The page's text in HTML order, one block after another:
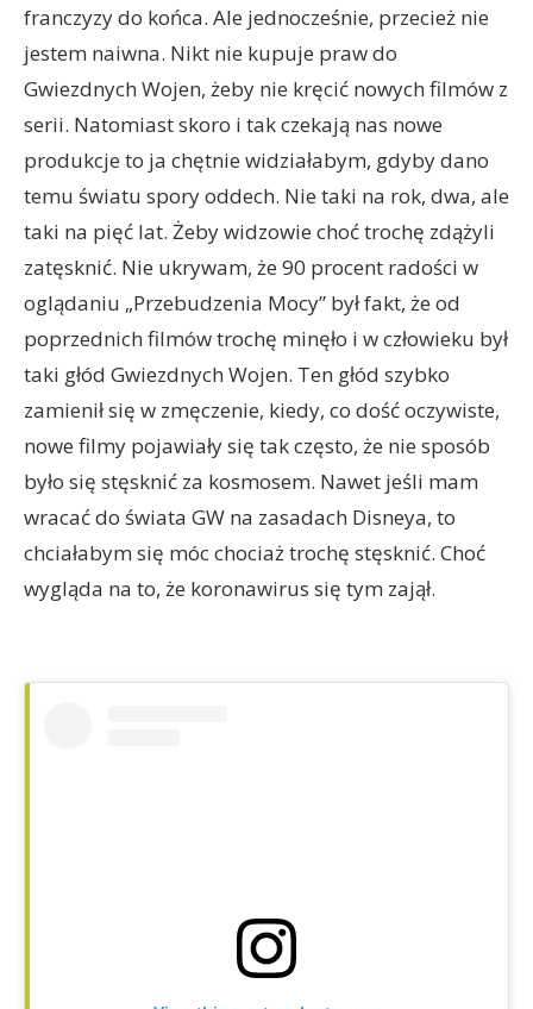
franczyzy do końca. Ale jednocześnie, przecież nie
jestem naiwna. Nikt nie kupuje praw do
Gwiezdnych Wojen, żeby nie kręcić nowych filmów z
serii. Natomiast skoro i tak czekają nas nowe
produkcje to ja chętnie widziałabym, gdyby dano
temu światu spory oddech. Nie taki na rok, dwa, ale
taki na pięć lat. Żeby widzowie choć trochę zdążyli
zatęsknić. Nie ukrywam, że 90 procent radości w
oglądaniu „Przebudzenia Mocy” był fakt, że od
poprzednich filmów trochę minęło i w człowieku był
taki głód Gwiezdnych Wojen. Ten głód szybko
zamienił się w zmęczenie, kiedy, co dość oczywiste,
nowe filmy pojawiały się tak często, że nie sposób
było się stęsknić za kosmosem. Nawet jeśli mam
wracać do świata GW na zasadach Disneya, to
chciałabym się móc chociaż trochę stęsknić. Choć
wygląda na to, że koronawirus się tym zajął.